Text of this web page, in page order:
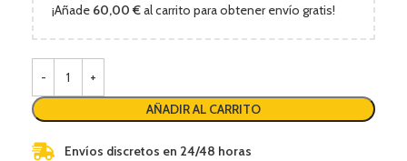
¡Añade 60,00 €al carrito para obtener envío gratis!
AÑADIR AL CARRITO
Envíos discretos en 24/48 horas